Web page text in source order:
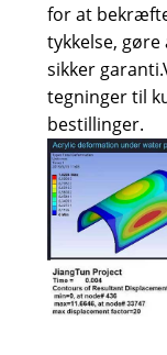
for at
tykkelse,
sikker garanti.
tegninger til
bestillinger.